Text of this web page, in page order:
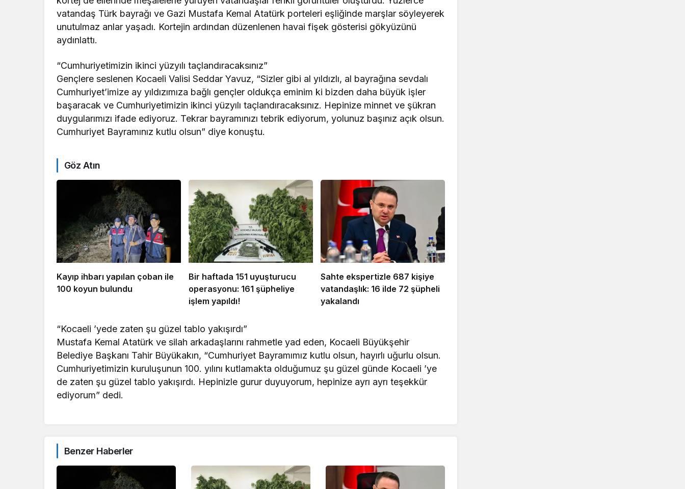
vatandaş Türk bayrağı ve Gazi Mustafa Kemal Atatürk porteleri eşliğinde marşlar söyleyerek
unutulmaz anlar yaşadı. Kortejin ardından düzenlenen havai fişek gösterisi gökyüzünü
aydınlattı.
“Cumhuriyetimizin ikinci yüzyılı taçlandıracaksınız”
Gençlere seslenen Kocaeli Valisi Seddar Yavuz, “Sizler gibi al yıldızlı, al bayrağına sevdalı
Cumhuriyet’imize ay yıldızımıza bağlı gençler oldukça eminim ki bizden daha büyük işler
başaracak ve Cumhuriyetimizin ikinci yüzyılı taçlandıracaksınız. Hepinize minnet ve şükran
duygularımızı ifade ediyoruz. Tekrar bayramınızı tebrik ediyorum, yolunuz başınız açık olsun.
Cumhuriyet Bayramınız kutlu olsun” diye konuştu.
Göz Atın
Kayıp ihbarı yapılan çoban ile
100 koyun bulundu
Bir haftada 151 uyuşturucu
operasyonu: 161 şüpheliye
işlem yapıldı!
Sahte ekspertizle 687 kişiye
vatandaşlık: 16 ilde 72 şüpheli
yakalandı
“Kocaeli ’yede zaten şu güzel tablo yakışırdı”
Mustafa Kemal Atatürk ve silah arkadaşlarını rahmetle yad eden, Kocaeli Büyükşehir
Belediye Başkanı Tahir Büyükakın, “Cumhuriyet Bayramımız kutlu olsun, hayırlı uğurlu olsun.
Cumhuriyetimizin kuruluşunun 100. yılını kutlamakta olduğumuz şu güzel günde Kocaeli ’ye
de zaten şu güzel tablo yakışırdı. Hepinizle gurur duyuyorum, hepinize ayrı ayrı teşekkür
ediyorum” dedi.
Benzer Haberler